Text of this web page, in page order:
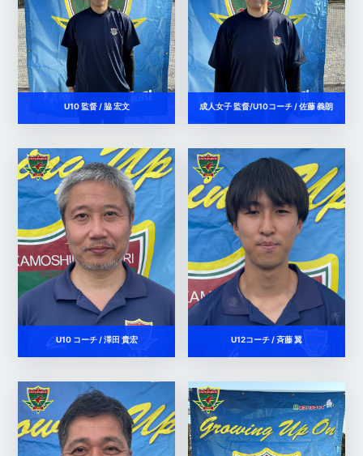
U10 監督 / 脇 宏文 成人女子 監督/U10コーチ / 佐藤 義朗
U10 コーチ / 澤田 貴宏 U12コーチ / 斉藤 翼